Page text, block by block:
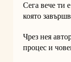
Сега вече ти
която
Чрез нея
процес и